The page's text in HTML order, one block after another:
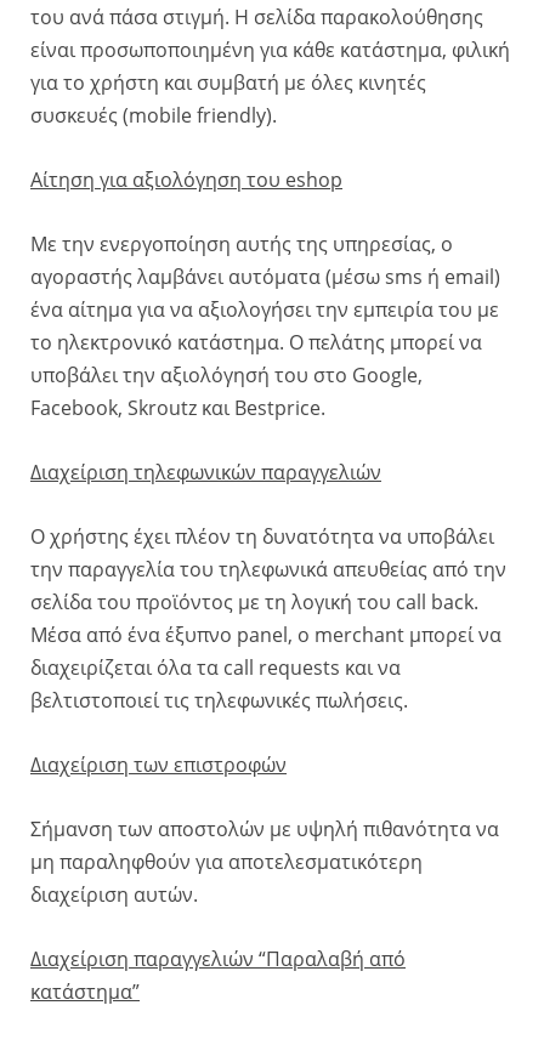
του ανά πάσα στιγμή. Η σελίδα παρακολούθησης
είναι προσωποποιημένη για κάθε κατάστημα, φιλική
για το χρήστη και συμβατή με όλες κινητές
συσκευές (mobile friendly).
Αίτηση για αξιολόγηση του eshop
Με την ενεργοποίηση αυτής της υπηρεσίας, ο
αγοραστής λαμβάνει αυτόματα (μέσω sms ή email)
ένα αίτημα για να αξιολογήσει την εμπειρία του με
το ηλεκτρονικό κατάστημα. Ο πελάτης μπορεί να
υποβάλει την αξιολόγησή του στο Google,
Facebook, Skroutz και Bestprice.
Διαχείριση τηλεφωνικών παραγγελιών
Ο χρήστης έχει πλέον τη δυνατότητα να υποβάλει
την παραγγελία του τηλεφωνικά απευθείας από την
σελίδα του προϊόντος με τη λογική του call back.
Μέσα από ένα έξυπνο panel, ο merchant μπορεί να
διαχειρίζεται όλα τα call requests και να
βελτιστοποιεί τις τηλεφωνικές πωλήσεις.
Διαχείριση των επιστροφών
Σήμανση των αποστολών με υψηλή πιθανότητα να
μη παραληφθούν για αποτελεσματικότερη
διαχείριση αυτών.
Διαχείριση παραγγελιών “Παραλαβή από
κατάστημα”